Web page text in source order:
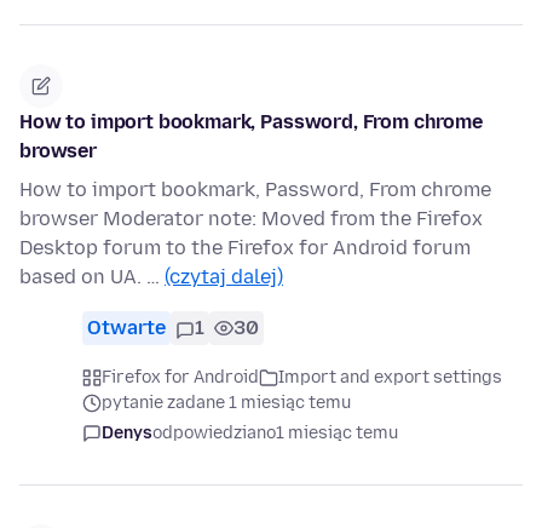
How to import bookmark, Password, From chrome
browser
How to import bookmark, Password, From chrome
browser Moderator note: Moved from the Firefox
Desktop forum to the Firefox for Android forum
based on UA. … (czytaj dalej)
Otwarte 1 30
Firefox for Android
Import and export settings
pytanie zadane 1 miesiąc temu
Denysodpowiedziano1 miesiąc temu